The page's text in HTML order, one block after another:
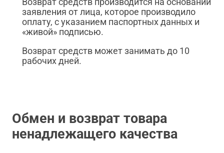
заявления от лица, которое производило
оплату, с указанием паспортных данных и
«живой» подписью.
Возврат средств может занимать до 10
рабочих дней.
Обмен и возврат товара
ненадлежащего качества